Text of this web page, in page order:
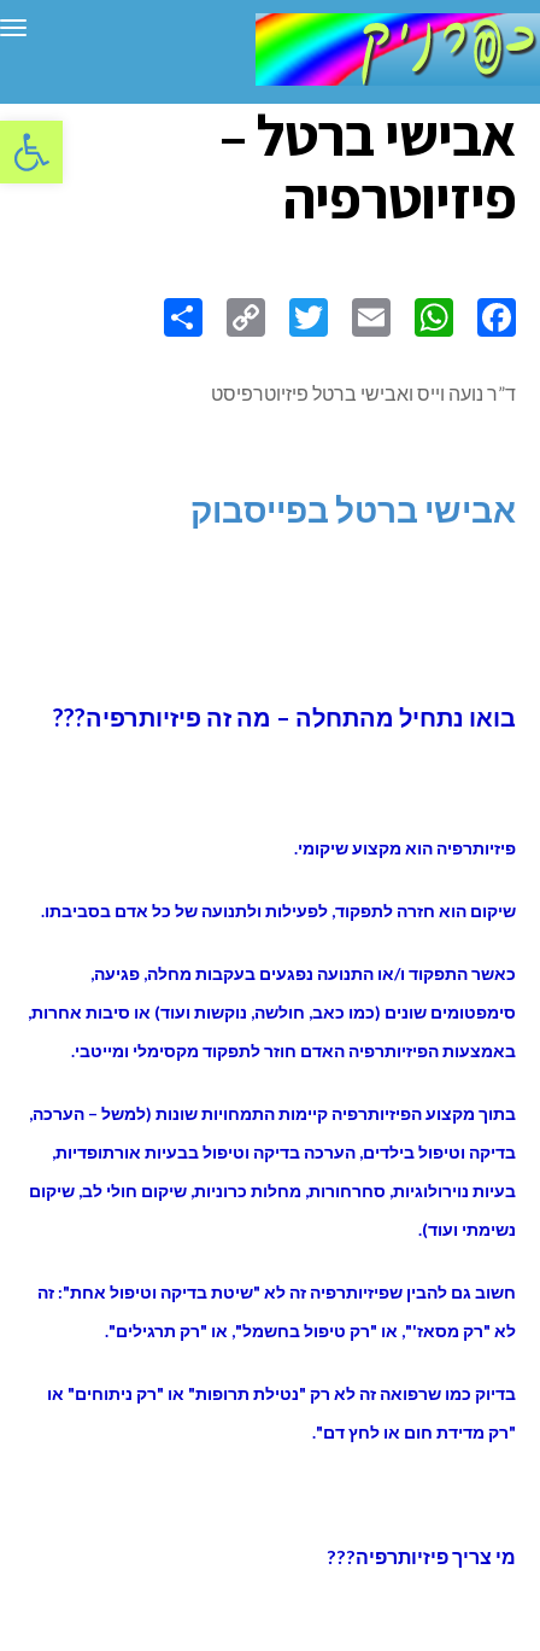
פתח
אבישי ברטל –
פיזיוטרפיה
Link
ד”ר נועה וייס ואבישי ברטל פיזיוטרפיסט
אבישי ברטל בפייסבוק
בואו נתחיל מהתחלה – מה זה פיזיותרפיה???
פיזיותרפיה הוא מקצוע שיקומי.
שיקום הוא חזרה לתפקוד, לפעילות ולתנועה של כל אדם בסביבתו.
כאשר התפקוד ו/או התנועה נפגעים בעקבות מחלה, פגיעה,
סימפטומים שונים (כמו כאב, חולשה, נוקשות ועוד) או סיבות אחרות,
באמצעות הפיזיותרפיה האדם חוזר לתפקוד מקסימלי ומייטבי.
בתוך מקצוע הפיזיותרפיה קיימות התמחויות שונות (למשל – הערכה,
בדיקה וטיפול בילדים, הערכה בדיקה וטיפול בבעיות אורתופדיות,
בעיות נוירולוגיות, סחרחורות, מחלות כרוניות, שיקום חולי לב, שיקום
נשימתי ועוד).
חשוב גם להבין שפיזיותרפיה זה לא "שיטת בדיקה וטיפול אחת": זה
לא "רק מסאז'", או "רק טיפול בחשמל", או "רק תרגילים".
בדיוק כמו שרפואה זה לא רק "נטילת תרופות" או "רק ניתוחים" או
"רק מדידת חום או לחץ דם".
מי צריך פיזיותרפיה???